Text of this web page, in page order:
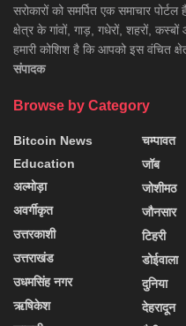
सरोकारों को समर्पित एक समाचार
क्षेत्र के गांवों, गाड़, गधेरों, शहरों,
हमारी कोशिश है कि आपको इस वंचित
संपादक
Browse by Category
Bitcoin News
Education
अल्मोड़ा
अवर्गीकृत
उत्तरकाशी
उत्तराखंड
उधमसिंह नगर
ऋषिकेश
चम्पावत
जॉब
जोशीमठ
जौनसार
टिहरी
डोईवाला
दुनिया
देहरादून